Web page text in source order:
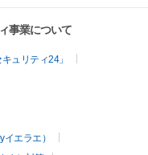
事業について
ュリティ24」
エラエ）